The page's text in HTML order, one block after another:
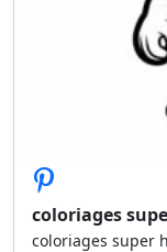
coloriages
coloriages super